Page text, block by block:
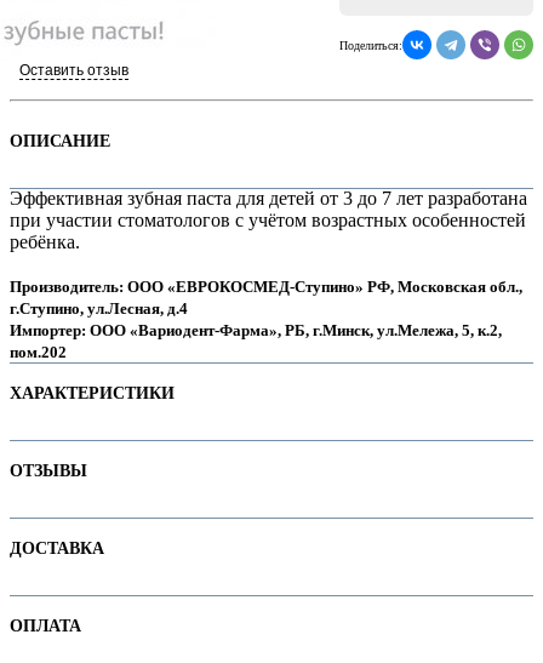
Оставить отзыв
Поделиться:
ОПИСАНИЕ
Эффективная зубная паста для детей от 3 до 7 лет разработана
при участии стоматологов с учётом возрастных особенностей
ребёнка.
Производитель: ООО «ЕВРОКОСМЕД-Ступино» РФ, Московская обл.,
г.Ступино, ул.Лесная, д.4
Импортер: ООО «Вариодент-Фарма», РБ, г.Минск, ул.Мележа, 5, к.2,
пом.202
ХАРАКТЕРИСТИКИ
Для детей
true
Основная цена
Категория
ОТЗЫВЫ
ДОСТАВКА
В интернет-магазине доступны варианты доставки:
ОПЛАТА